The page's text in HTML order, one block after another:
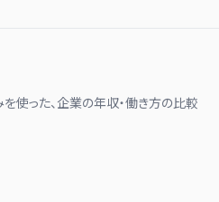
使った、企業の年収・働き方の比較